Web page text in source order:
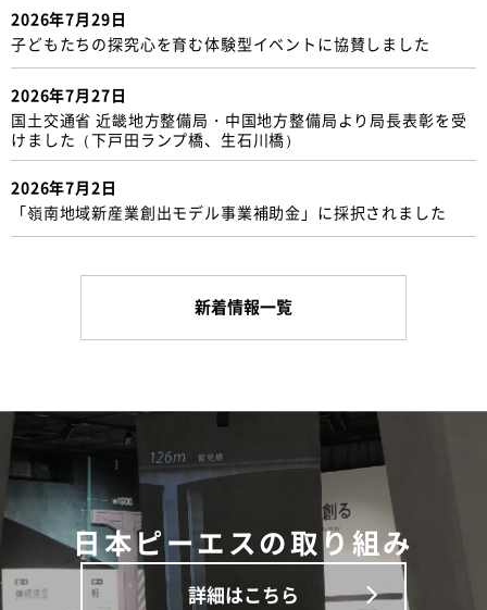
2026年7月29日
子どもたちの探究心を育む体験型イベントに協賛しました
2026年7月27日
国土交通省 近畿地方整備局・中国地方整備局より局長表彰を受
けました（下戸田ランプ橋、生石川橋）
2026年7月2日
「嶺南地域新産業創出モデル事業補助金」に採択されました
新着情報一覧
日本ピーエスの取り組み
詳細はこちら